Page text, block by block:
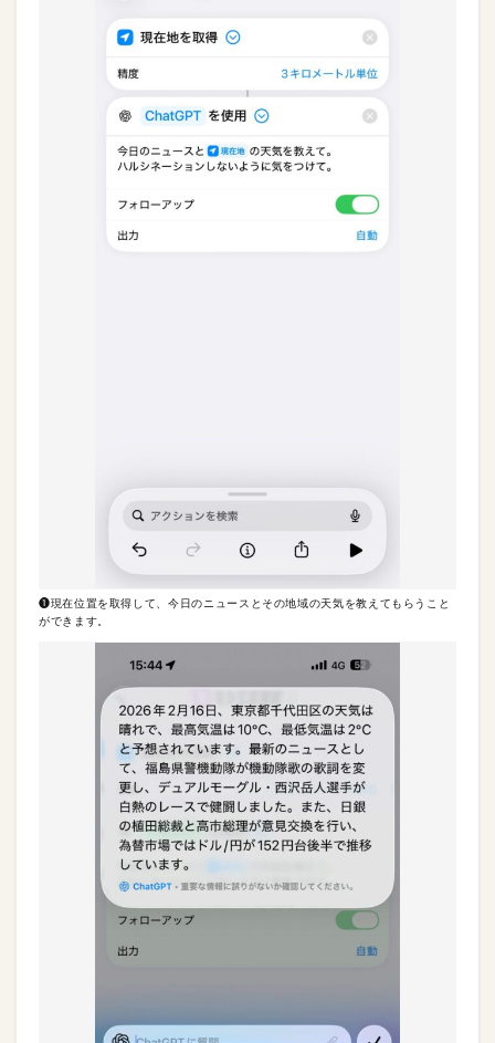
❶現在位置を取得して、今日のニュースとその地域の天気を教えてもらうこと
ができます。